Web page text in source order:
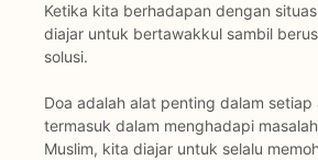
Ketika kita berhadapan dengan
diajar untuk bertawakkul sambil
solusi.
Doa adalah alat penting dalam
termasuk dalam menghadapi
Muslim, kita diajar untuk selalu